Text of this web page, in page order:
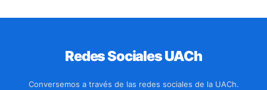
Redes Sociales UACh
Conversemos a través de las redes sociales de la UACh.